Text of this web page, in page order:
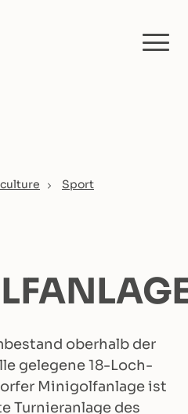
Sport
oberhalb der
gelegene 18-Loch-
Minigolfanlage ist
Turnieranlage des